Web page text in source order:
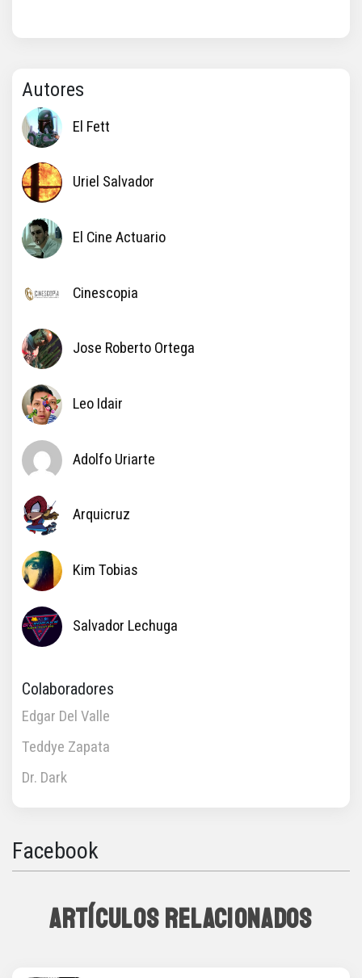
Autores
El Fett
Uriel Salvador
El Cine Actuario
Cinescopia
Jose Roberto Ortega
Leo Idair
Adolfo Uriarte
Arquicruz
Kim Tobias
Salvador Lechuga
Colaboradores
Edgar Del Valle
Teddye Zapata
Dr. Dark
Facebook
ARTÍCULOS RELACIONADOS